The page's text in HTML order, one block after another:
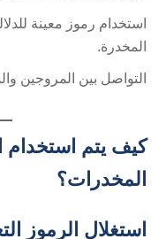
استخدام رموز معينة
المخدرة.
التواصل بين المروجين
كيف يتم استخدام
المخدرات؟
استغلال الرموز